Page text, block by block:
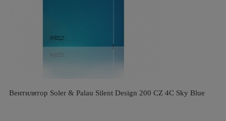
Вентилятор Soler & Palau Silent Design 200 CZ 4C Sky Blue